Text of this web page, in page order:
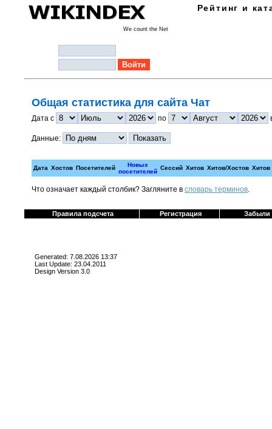
Рейтинг и
We count the Net
Общая статистика для сайта Чат
Дата с по
Данные:
Дата Хостов Посетителей
Новых
посетителей
Сессий Хитов Хитов/Хостов Хитов
Что означает каждый столбик? Загляните в cловарь терминов.
Правила подсчета Регистрация Забыли
Generated: 7.08.2026 13:37
Last Update: 23.04.2011
Design Version 3.0